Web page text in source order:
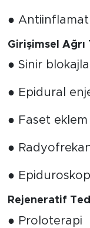
●
Girişimsel
● Sinir
● Epidural
● Faset eklem
●
●
Rejeneratif
● Proloterapi